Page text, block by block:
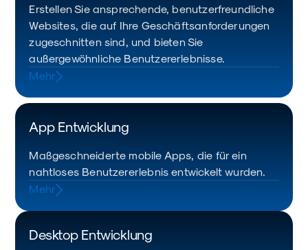
Erstellen Sie ansprechende, benutzerfreundliche
Websites, die auf Ihre Geschäftsanforderungen
zugeschnitten sind, und bieten Sie
außergewöhnliche Benutzererlebnisse.
Mehr
App Entwicklung
Maßgeschneiderte mobile Apps, die für ein
nahtloses Benutzererlebnis entwickelt wurden.
Mehr
Desktop Entwicklung